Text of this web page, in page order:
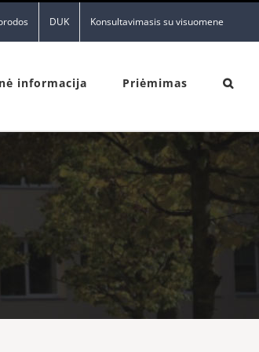
DUK Konsultavimasis su visuomene
informacija Priėmimas